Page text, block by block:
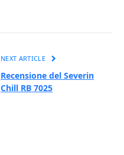
NEXT ARTICLE
Recensione del Severin
Chill RB 7025